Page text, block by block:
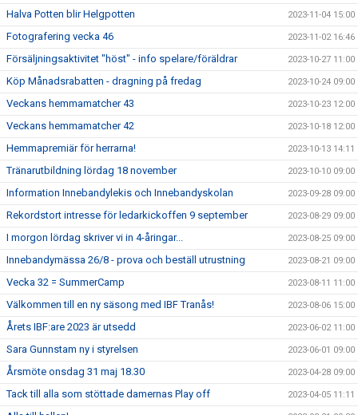
Halva Potten blir Helgpotten 2023-11-04 15:00
Fotografering vecka 46 2023-11-02 16:46
Försäljningsaktivitet "höst" - info spelare/föräldrar 2023-10-27 11:00
Köp Månadsrabatten - dragning på fredag 2023-10-24 09:00
Veckans hemmamatcher 43 2023-10-23 12:00
Veckans hemmamatcher 42 2023-10-18 12:00
Hemmapremiär för herrarna! 2023-10-13 14:11
Tränarutbildning lördag 18 november 2023-10-10 09:00
Information Innebandylekis och Innebandyskolan 2023-09-28 09:00
Rekordstort intresse för ledarkickoffen 9 september 2023-08-29 09:00
I morgon lördag skriver vi in 4-åringar... 2023-08-25 09:00
Innebandymässa 26/8 - prova och beställ utrustning 2023-08-21 09:00
Vecka 32 = SummerCamp 2023-08-11 11:00
Välkommen till en ny säsong med IBF Tranås! 2023-08-06 15:00
Årets IBF:are 2023 är utsedd 2023-06-02 11:00
Sara Gunnstam ny i styrelsen 2023-06-01 09:00
Årsmöte onsdag 31 maj 18.30 2023-04-28 09:00
Tack till alla som stöttade damernas Play off 2023-04-05 11:11